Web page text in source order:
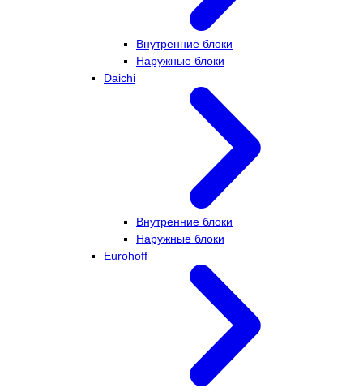
Внутренние блоки
Наружные блоки
Daichi
Внутренние блоки
Наружные блоки
Eurohoff